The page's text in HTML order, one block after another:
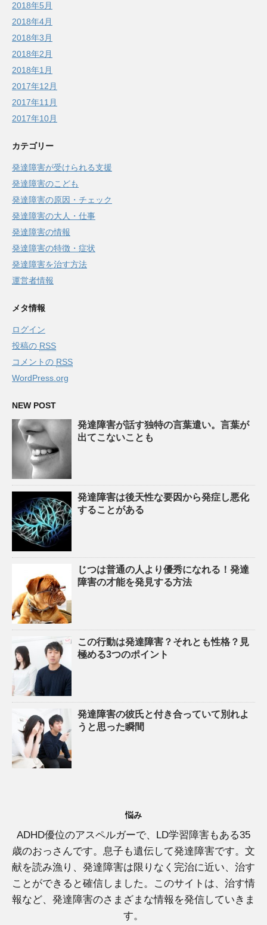
2018年5月
2018年4月
2018年3月
2018年2月
2018年1月
2017年12月
2017年11月
2017年10月
カテゴリー
発達障害が受けられる支援
発達障害のこども
発達障害の原因・チェック
発達障害の大人・仕事
発達障害の情報
発達障害の特徴・症状
発達障害を治す方法
運営者情報
メタ情報
ログイン
投稿の RSS
コメントの RSS
WordPress.org
NEW POST
発達障害が話す独特の言葉遣い。言葉が
出てこないことも
発達障害は後天性な要因から発症し悪化
することがある
じつは普通の人より優秀になれる！発達
障害の才能を発見する方法
この行動は発達障害？それとも性格？見
極める3つのポイント
発達障害の彼氏と付き合っていて別れよ
うと思った瞬間
悩み
ADHD優位のアスペルガーで、LD学習障害もある35
歳のおっさんです。息子も遺伝して発達障害です。文
献を読み漁り、発達障害は限りなく完治に近い、治す
ことができると確信しました。このサイトは、治す情
報など、発達障害のさまざまな情報を発信していきま
す。